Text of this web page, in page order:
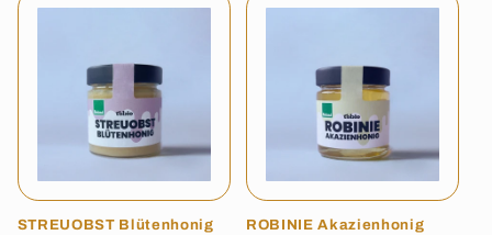
STREUOBST Blütenhonig
ROBINIE Akazienhonig